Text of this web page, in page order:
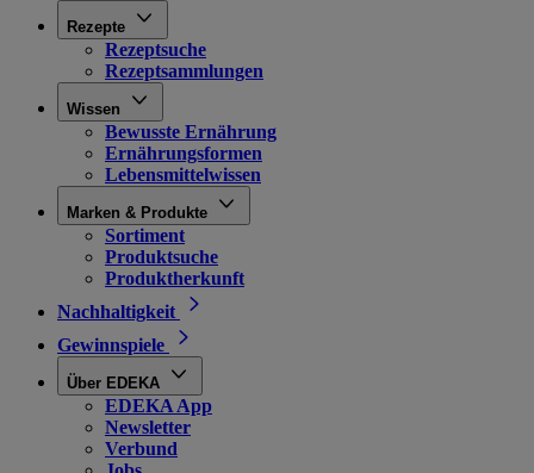
Rezepte
Rezeptsuche
Rezeptsammlungen
Wissen
Bewusste Ernährung
Ernährungsformen
Lebensmittelwissen
Marken & Produkte
Sortiment
Produktsuche
Produktherkunft
Nachhaltigkeit
Gewinnspiele
Über EDEKA
EDEKA App
Newsletter
Verbund